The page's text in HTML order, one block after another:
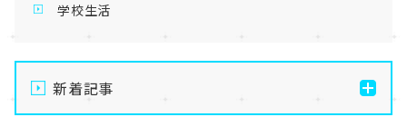
学校生活
新着記事